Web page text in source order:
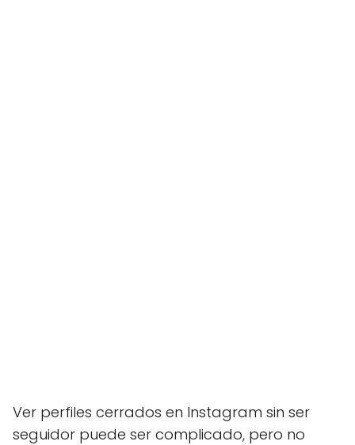
Ver perfiles cerrados en Instagram sin ser
seguidor puede ser complicado, pero no